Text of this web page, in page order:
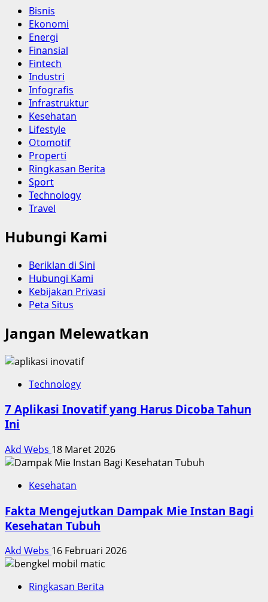
Bisnis
Ekonomi
Energi
Finansial
Fintech
Industri
Infografis
Infrastruktur
Kesehatan
Lifestyle
Otomotif
Properti
Ringkasan Berita
Sport
Technology
Travel
Hubungi Kami
Beriklan di Sini
Hubungi Kami
Kebijakan Privasi
Peta Situs
Jangan Melewatkan
Technology
7 Aplikasi Inovatif yang Harus Dicoba Tahun
Ini
Akd Webs 18 Maret 2026
Kesehatan
Fakta Mengejutkan Dampak Mie Instan Bagi
Kesehatan Tubuh
Akd Webs 16 Februari 2026
Ringkasan Berita